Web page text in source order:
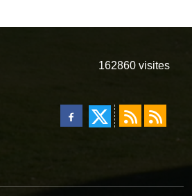
162860 visites